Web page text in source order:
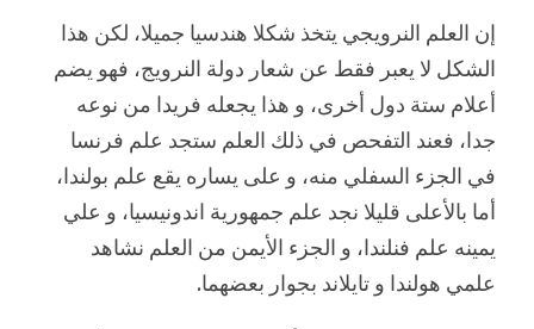
إن العلم النرويجي يتخذ شكلا هندسيا جميلا، لكن هذا
الشكل لا يعبر فقط عن شعار دولة النرويج، فهو يضم
أعلام ستة دول أخرى، و هذا يجعله فريدا من نوعه
جدا، فعند التفحص في ذلك العلم ستجد علم فرنسا
في الجزء السفلي منه، و على يساره يقع علم بولندا،
أما بالأعلى قليلا نجد علم جمهورية اندونيسيا، و علي
يمينه علم فنلندا، و الجزء الأيمن من العلم نشاهد
علمي هولندا و تايلاند بجوار بعضهما.